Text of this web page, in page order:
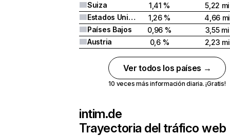
Suiza
1,41 %
5,22
Estados Unidos
1,26 %
4,66
Países Bajos
0,96 %
3,55
Austria
0,6 % 2,23
Ver todos los países →
10 veces más información diaria. ¡Gratis!
intim.de
Trayectoria del tráfico web